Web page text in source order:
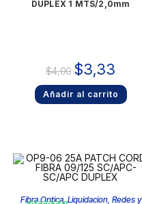
DUPLEX 1 MTS/2,0mm
$4,00 $3,33
Añadir al carrito
Fibra Optica,Liquidacion, Redes y